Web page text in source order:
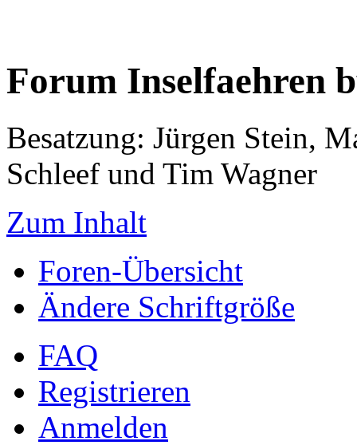
Forum Inselfaehren
Besatzung: Jürgen Stein,
Schleef und Tim Wagner
Zum Inhalt
Foren-Übersicht
Ändere Schriftgröße
FAQ
Registrieren
Anmelden